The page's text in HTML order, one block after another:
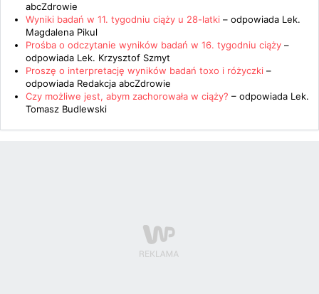
abcZdrowie
Wyniki badań w 11. tygodniu ciąży u 28-latki – odpowiada Lek.
Magdalena Pikul
Prośba o odczytanie wyników badań w 16. tygodniu ciąży –
odpowiada Lek. Krzysztof Szmyt
Proszę o interpretację wyników badań toxo i różyczki –
odpowiada Redakcja abcZdrowie
Czy możliwe jest, abym zachorowała w ciąży? – odpowiada Lek.
Tomasz Budlewski